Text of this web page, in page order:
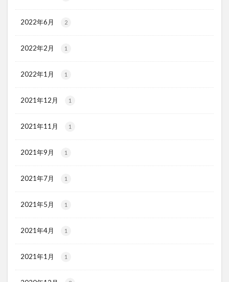
2022年6月 2
2022年2月 1
2022年1月 1
2021年12月 1
2021年11月 1
2021年9月 1
2021年7月 1
2021年5月 1
2021年4月 1
2021年1月 1